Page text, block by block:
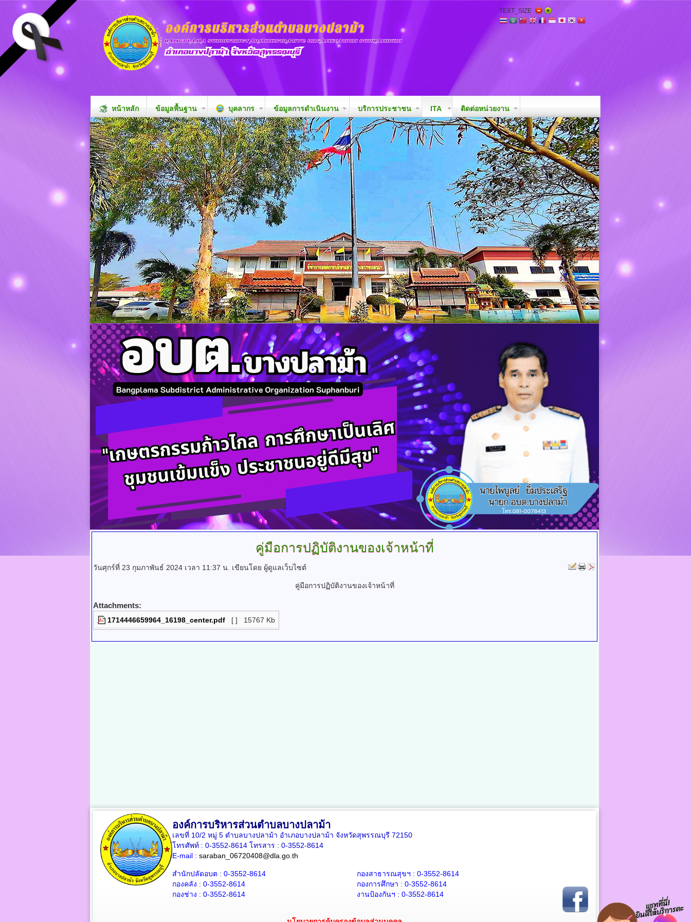
TEXT_SIZE
หน้าหลัก ข้อมูลพื้นฐาน บุคลากร ข้อมูลการดำเนินงาน บริการประชาชน ITA ติดต่อหน่วยงาน
คู่มือการปฏิบัติงานของเจ้าหน้าที่
วันศุกร์ที่ 23 กุมภาพันธ์ 2024 เวลา 11:37 น. เขียนโดย ผู้ดูแลเว็บไซต์
คู่มือการปฏิบัติงานของเจ้าหน้าที่
Attachments:
1714446659964_16198_center.pdf [ ] 15767 Kb
องค์การบริหารส่วนตำบลบางปลาม้า
เลขที่ 10/2 หมู่ 5 ตำบลบางปลาม้า อำเภอบางปลาม้า จังหวัดสุพรรณบุรี 72150
โทรศัพท์ : 0-3552-8614 โทรสาร : 0-3552-8614
E-mail : saraban_06720408@dla.go.th
สำนักปลัดอบต : 0-3552-8614
กองคลัง : 0-3552-8614
กองช่าง : 0-3552-8614
กองสาธารณสุขฯ : 0-3552-8614
กองการศึกษา : 0-3552-8614
งานป้องกันฯ : 0-3552-8614